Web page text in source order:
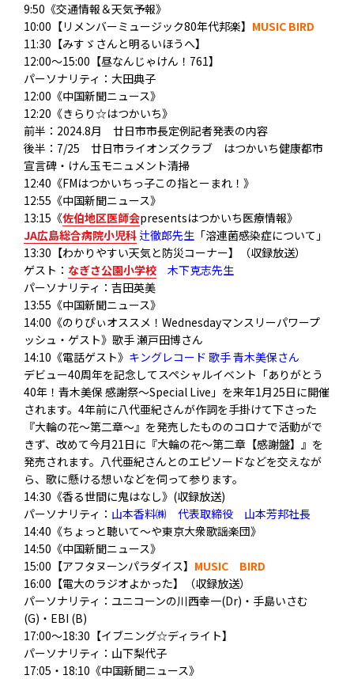
9:50《交通情報＆天気予報》
10:00【リメンバーミュージック80年代邦楽】 MUSIC BIRD
11:30【みすゞさんと明るいほうへ】
12:00～15:00【昼なんじゃけん！761】
パーソナリティ：大田典子
12:00《中国新聞ニュース》
12:20《きらり☆はつかいち》
前半：2024.8月 廿日市市長定例記者発表の内容
後半：7/25 廿日市ライオンズクラブ はつかいち健康都市
宣言碑・けん玉モニュメント清掃
12:40《FMはつかいちっ子この指とーまれ！》
12:55《中国新聞ニュース》
13:15《佐伯地区医師会presentsはつかいち医療情報》
JA広島総合病院小児科 辻徹郎先生 「溶連菌感染症について」
13:30【わかりやすい天気と防災コーナー】（収録放送）
ゲスト： なぎさ公園小学校 木下克志先生
パーソナリティ：吉田英美
13:55《中国新聞ニュース》
14:00《のりぴぃオススメ！Wednesdayマンスリーパワープ
ッシュ・ゲスト》歌手 瀬戸田博さん
14:10《電話ゲスト》 キングレコード 歌手 青木美保さん
デビュー40周年を記念してスペシャルイベント「ありがとう
40年！青木美保 感謝祭〜Special Live」を来年1月25日に開催
されます。4年前に八代亜紀さんが作詞を手掛けて下さった
『大輪の花〜第二章〜』を発売したもののコロナで活動がで
きず、改めて今月21日に『大輪の花〜第二章【感謝盤】』を
発売されます。八代亜紀さんとのエピソードなどを交えなが
ら、歌に懸ける想いなどを伺って参ります。
14:30《香る世間に鬼はなし》(収録放送)
パーソナリティ： 山本香料㈱ 代表取締役 山本芳邦社長
14:40《ちょっと聴いて～や東京大衆歌謡楽団》
14:50《中国新聞ニュース》
15:00【アフタヌーンパラダイス】 MUSIC BIRD
16:00【電大のラジオよかった】（収録放送）
パーソナリティ ：ユニコーンの川西幸一(Dr)・手島いさむ
(G)・EBI (B)
17:00～18:30【イブニング☆ディライト】
パーソナリティ：山下梨代子
17:05・18:10《中国新聞ニュース》